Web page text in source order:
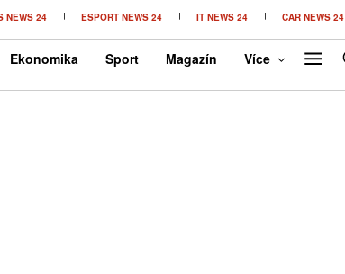
NEWS 24 ESPORT NEWS 24 IT NEWS 24 CAR NEWS 24
Ekonomika Sport Magazín Více